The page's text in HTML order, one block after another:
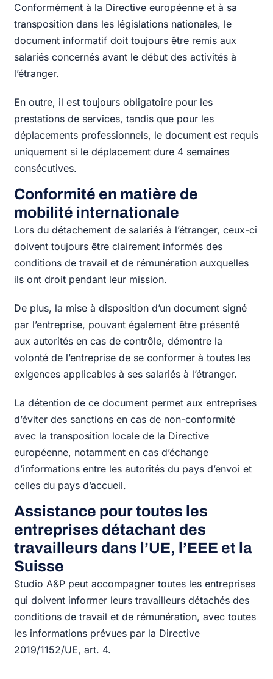
Conformément à la Directive européenne et à sa
transposition dans les législations nationales, le
document informatif doit toujours être remis aux
salariés concernés avant le début des activités à
l’étranger.
En outre, il est toujours obligatoire pour les
prestations de services, tandis que pour les
déplacements professionnels, le document est requis
uniquement si le déplacement dure 4 semaines
consécutives.
Conformité en matière de
mobilité internationale
Lors du détachement de salariés à l’étranger, ceux-ci
doivent toujours être clairement informés des
conditions de travail et de rémunération auxquelles
ils ont droit pendant leur mission.
De plus, la mise à disposition d’un document signé
par l’entreprise, pouvant également être présenté
aux autorités en cas de contrôle, démontre la
volonté de l’entreprise de se conformer à toutes les
exigences applicables à ses salariés à l’étranger.
La détention de ce document permet aux entreprises
d’éviter des sanctions en cas de non-conformité
avec la transposition locale de la Directive
européenne, notamment en cas d’échange
d’informations entre les autorités du pays d’envoi et
celles du pays d’accueil.
Assistance pour toutes les
entreprises détachant des
travailleurs dans l’UE, l’EEE et la
Suisse
Studio A&P peut accompagner toutes les entreprises
qui doivent informer leurs travailleurs détachés des
conditions de travail et de rémunération, avec toutes
les informations prévues par la Directive
2019/1152/UE, art. 4.